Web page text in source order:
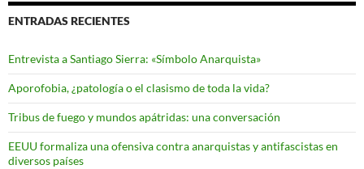
ENTRADAS RECIENTES
Entrevista a Santiago Sierra: «Símbolo Anarquista»
Aporofobia, ¿patología o el clasismo de toda la vida?
Tribus de fuego y mundos apátridas: una conversación
EEUU formaliza una ofensiva contra anarquistas y antifascistas en
diversos países